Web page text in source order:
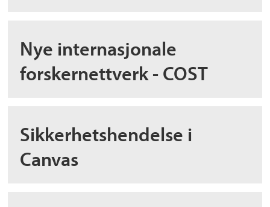
Nye internasjonale
forskernettverk - COST
Sikkerhetshendelse i
Canvas